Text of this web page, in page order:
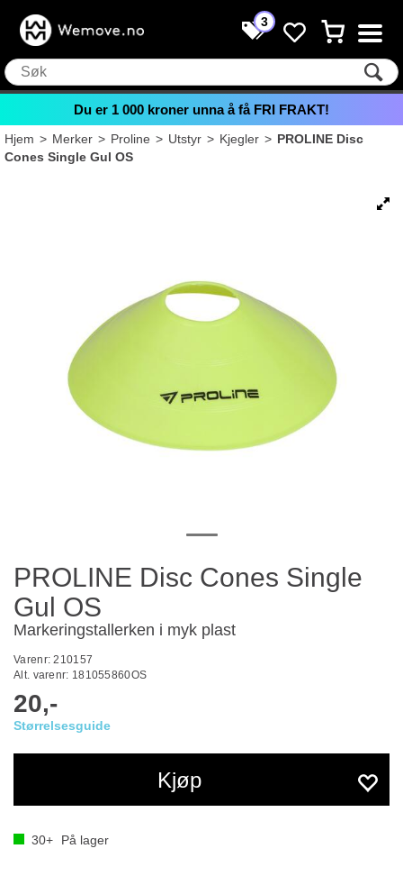
3
Du er 1 000 kroner unna å få FRI FRAKT!
Hjem>Merker>Proline>Utstyr>Kjegler>PROLINE Disc
Cones Single Gul OS
PROLINE Disc Cones Single
Gul OS
Markeringstallerken i myk plast
Varenr:210157
Alt. varenr: 181055860OS
20,-
Størrelsesguide
Kjøp
30+ På lager